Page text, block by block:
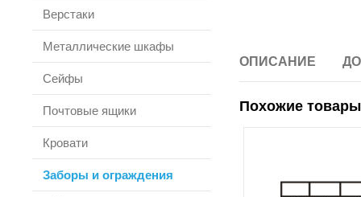
Верстаки
Металлические шкафы
Сейфы
Почтовые ящики
Кровати
Заборы и ограждения
ОПИСАНИЕ
Похожие